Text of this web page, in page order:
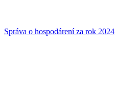
Správa o hospodárení za rok 2024